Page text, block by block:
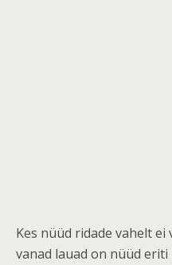
Kes nüüd ridade vahelt
vanad lauad on nüüd eriti